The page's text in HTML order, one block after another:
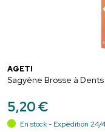
AGETI
Sagyène Brosse à
5,20€
En stock - Expédition 24/